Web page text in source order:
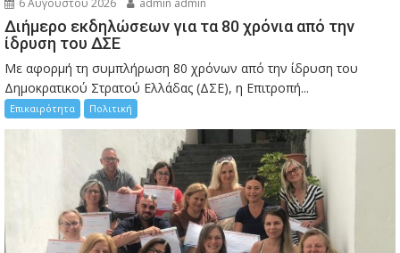
6 Αυγούστου 2026 admin admin
Διήμερο εκδηλώσεων για τα 80 χρόνια από την
ίδρυση του ΔΣΕ
Με αφορμή τη συμπλήρωση 80 χρόνων από την ίδρυση του
Δημοκρατικού Στρατού Ελλάδας (ΔΣΕ), η Επιτροπή...
Επικαιρότητα Πολιτική